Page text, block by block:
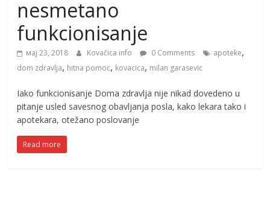
nesmetano
funkcionisanje
мај 23, 2018 Kovačica info 0 Comments apoteke,
dom zdravlja, hitna pomoc, kovacica, milan garasevic
Iako funkcionisanje Doma zdravlja nije nikad dovedeno u
pitanje usled savesnog obavljanja posla, kako lekara tako i
apotekara, otežano poslovanje
Read more